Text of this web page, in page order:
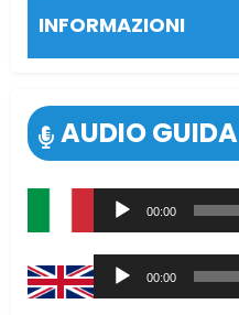
INFORMAZIONI
AUDIO GUIDA
Audio
Player
00:00
Audio
Player
00:00